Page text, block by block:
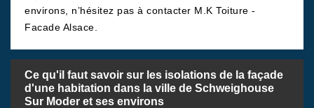
environs, n’hésitez pas à contacter M.K Toiture -
Facade Alsace.
Ce qu'il faut savoir sur les isolations de la façade
d'une habitation dans la ville de Schweighouse
Sur Moder et ses environs